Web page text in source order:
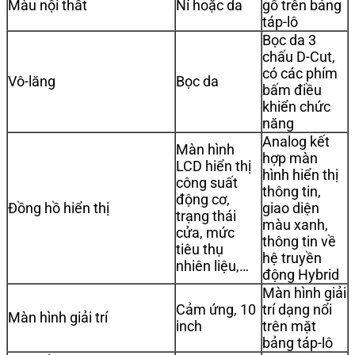
Màu nội thất Nỉ hoặc da
gỗ trên bảng
táp-lô
Vô-lăng Bọc da
Bọc da 3
chấu D-Cut,
có các phím
bấm điều
khiển chức
năng
Đồng hồ hiển thị
Màn hình
LCD hiển thị
công suất
động cơ,
trạng thái
cửa, mức
tiêu thụ
nhiên liệu,…
Analog kết
hợp màn
hình hiển thị
thông tin,
giao diện
màu xanh,
thông tin về
hệ truyền
động Hybrid
Màn hình giải trí
Cảm ứng, 10
inch
Màn hình giải
trí dạng nổi
trên mặt
bảng táp-lô